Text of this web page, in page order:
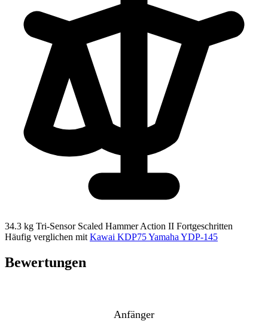
34.3 kg Tri-Sensor Scaled Hammer Action II Fortgeschritten
Häufig verglichen mit Kawai KDP75Yamaha YDP-145
Bewertungen
Anfänger